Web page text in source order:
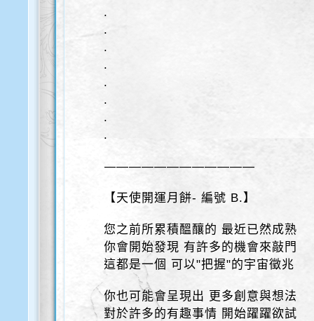
.
.
.
.
.
.
.
.
————————————
【天使開運月餅- 編號 B.】
您之前所累積醞釀的 最近已然成熟
你會開始發現 有許多的機會來敲門
這都是一個 可以"把握"的宇宙徵兆
你也可能會呈現出 更多創意與想法
對於許多的有趣事情 開始躍躍欲試